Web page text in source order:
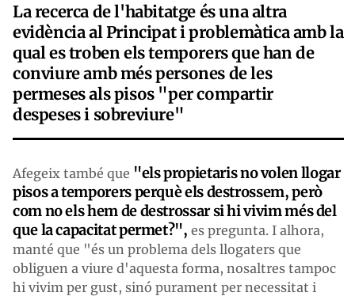
La recerca de l'habitatge és una altra
evidència al Principat i problemàtica amb la
qual es troben els temporers que han de
conviure amb més persones de les
permeses als pisos "per compartir
despeses i sobreviure"
Afegeix també que "els propietaris no volen llogar
pisos a temporers perquè els destrossem, però
com no els hem de destrossar si hi vivim més del
que la capacitat permet?", es pregunta. I alhora,
manté que "és un problema dels llogaters que
obliguen a viure d'aquesta forma, nosaltres tampoc
hi vivim per gust, sinó purament per necessitat i